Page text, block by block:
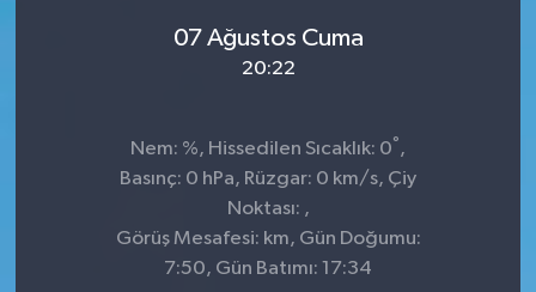
07 Ağustos Cuma
20:22
Nem: %, Hissedilen Sıcaklık: 0° ,
Basınç: 0 hPa, Rüzgar: 0 km/s, Çiy
Noktası: ,
Görüş Mesafesi: km, Gün Doğumu:
7:50, Gün Batımı: 17:34